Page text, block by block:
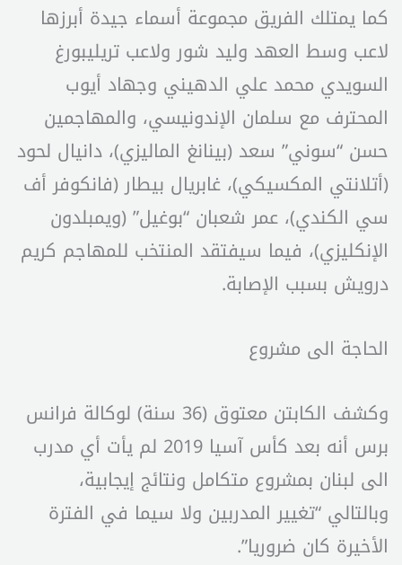
كما يمتلك الفريق مجموعة أسماء جيدة أبرزها
لاعب وسط العهد وليد شور ولاعب تريليبورغ
السويدي محمد علي الدهيني وجهاد أيوب
المحترف مع سلمان الإندونيسي، والمهاجمين
حسن “سوني” سعد (بينانغ الماليزي)، دانيال لحود
(أتلانتي المكسيكي)، غابريال بيطار (فانكوفر أف
سي الكندي)، عمر شعبان “بوغيل” (ويمبلدون
الإنكليزي)، فيما سيفتقد المنتخب للمهاجم كريم
درويش بسبب الإصابة.
الحاجة الى مشروع
وكشف الكابتن معتوق (36 سنة) لوكالة فرانس
برس أنه بعد كأس آسيا 2019 لم يأت أي مدرب
الى لبنان بمشروع متكامل ونتائج إيجابية،
وبالتالي “تغيير المدربين ولا سيما في الفترة
الأخيرة كان ضروريا”.